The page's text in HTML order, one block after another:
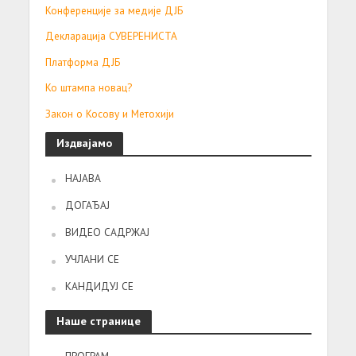
Конференције за медије ДЈБ
Декларација СУВЕРЕНИСТА
Платформа ДЈБ
Ко штампа новац?
Закон о Косову и Метохији
Издвајамо
НАЈАВА
ДОГАЂАЈ
ВИДЕО САДРЖАЈ
УЧЛАНИ СЕ
КАНДИДУЈ СЕ
Наше странице